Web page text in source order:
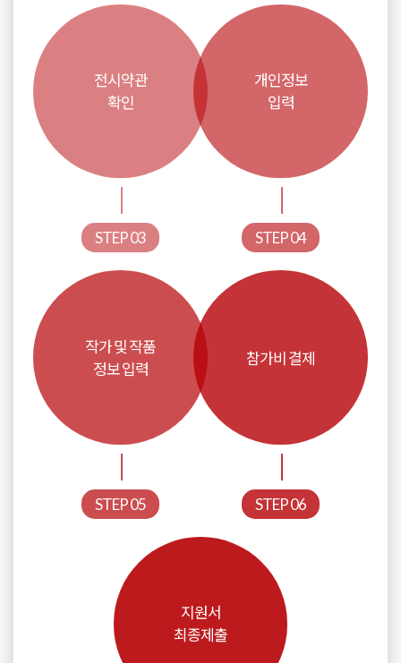
전시약관
확인
STEP 03
개인정보
입력
STEP 04
작가 및 작품
정보 입력
STEP 05
참가비 결제
STEP 06
지원서
최종제출